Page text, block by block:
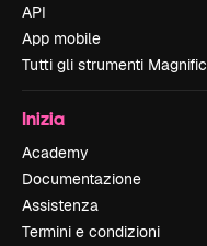
API
App mobile
Tutti gli strumenti Magnific
Inizia
Academy
Documentazione
Assistenza
Termini e condizioni